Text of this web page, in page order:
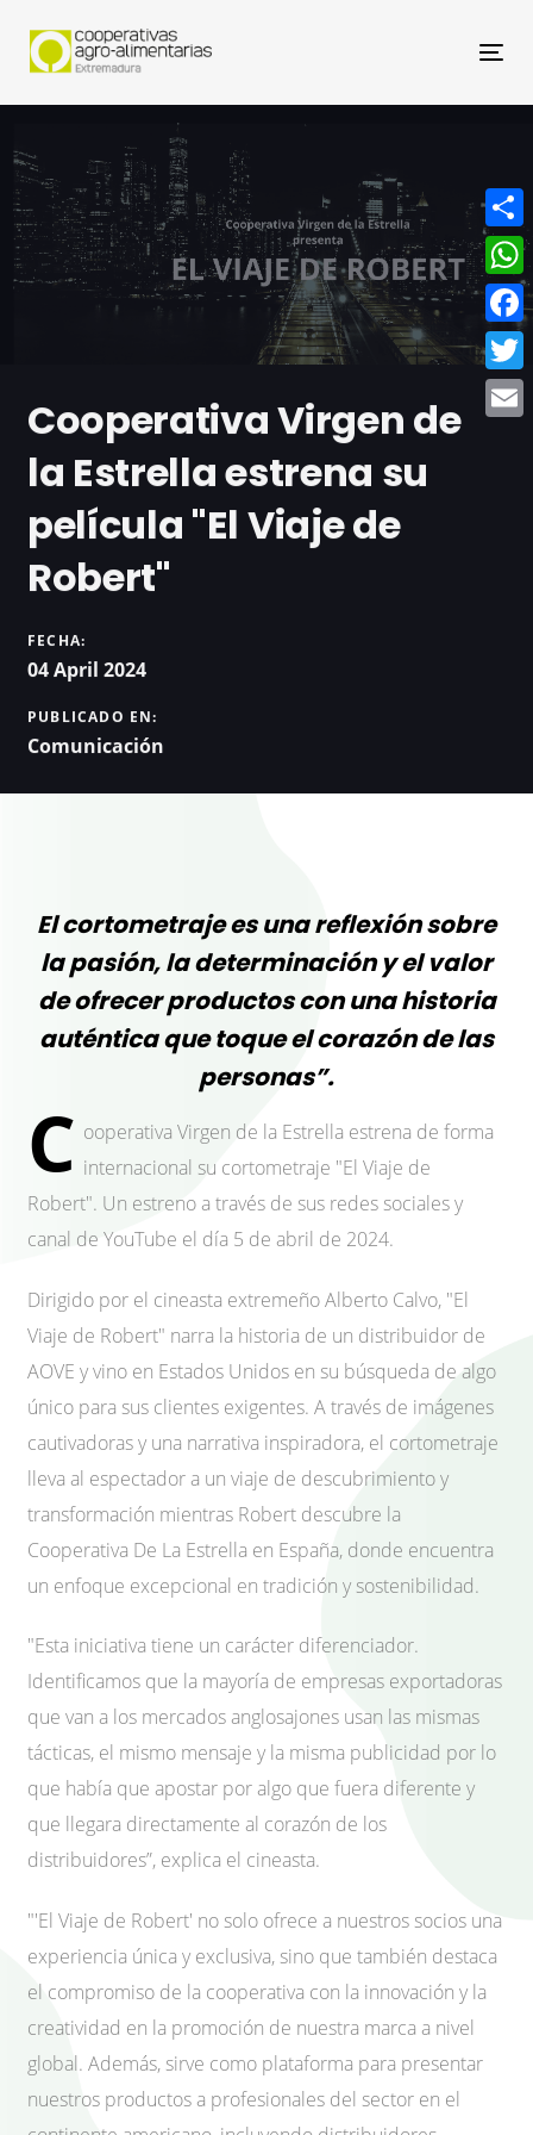
Cooperativa Virgen de
la Estrella estrena su
película "El Viaje de
Robert"
FECHA:
04 April 2024
PUBLICADO EN:
Comunicación
El cortometraje es una reflexión sobre
la pasión, la determinación y el valor
de ofrecer productos con una historia
auténtica que toque el corazón de las
personas”.
C ooperativa Virgen de la Estrella estrena de forma
internacional su cortometraje "El Viaje de
Robert". Un estreno a través de sus redes sociales y
canal de YouTube el día 5 de abril de 2024.
Dirigido por el cineasta extremeño Alberto Calvo, "El
Viaje de Robert" narra la historia de un distribuidor de
AOVE y vino en Estados Unidos en su búsqueda de algo
único para sus clientes exigentes. A través de imágenes
cautivadoras y una narrativa inspiradora, el cortometraje
lleva al espectador a un viaje de descubrimiento y
transformación mientras Robert descubre la
Cooperativa De La Estrella en España, donde encuentra
un enfoque excepcional en tradición y sostenibilidad.
"Esta iniciativa tiene un carácter diferenciador.
Identificamos que la mayoría de empresas exportadoras
que van a los mercados anglosajones usan las mismas
tácticas, el mismo mensaje y la misma publicidad por lo
que había que apostar por algo que fuera diferente y
que llegara directamente al corazón de los
distribuidores”, explica el cineasta.
"'El Viaje de Robert' no solo ofrece a nuestros socios una
experiencia única y exclusiva, sino que también destaca
el compromiso de la cooperativa con la innovación y la
creatividad en la promoción de nuestra marca a nivel
global. Además, sirve como plataforma para presentar
nuestros productos a profesionales del sector en el